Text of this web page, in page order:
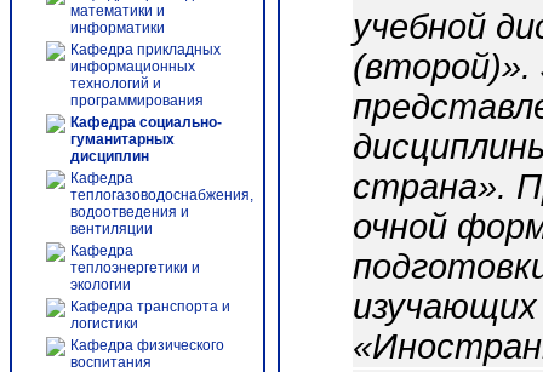
математики и
информатики
Кафедра прикладных
информационных
технологий и
программирования
Кафедра социально-
гуманитарных
дисциплин
Кафедра
теплогазоводоснабжения,
водоотведения и
вентиляции
Кафедра
теплоэнергетики и
экологии
Кафедра транспорта и
логистики
Кафедра физического
воспитания
учебной
страна».
очной